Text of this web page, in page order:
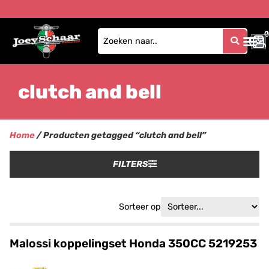
0
0
clutch and bell
Home/ Producten getagged “clutch and bell”
FILTERS
Sorteer op
Malossi koppelingset Honda 350CC 5219253